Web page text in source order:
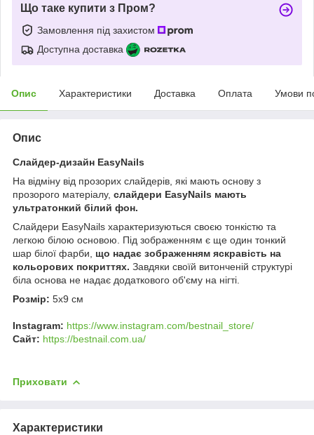
Що таке купити з Пром?
Замовлення під захистом
Доступна доставка
Опис Характеристики Доставка Оплата Умови
Опис
Слайдер-дизайн EasyNails
На відміну від прозорих слайдерів, які мають основу з
прозорого матеріалу, слайдери EasyNails мають
ультратонкий білий фон.
Слайдери EasyNails характеризуються своєю тонкістю та
легкою білою основою. Під зображенням є ще один тонкий
шар білої фарби, що надає зображенням яскравість на
кольорових покриттях. Завдяки своїй витонченій структурі
біла основа не надає додаткового об'єму на нігті.
Розмір: 5х9 см
Instagram: https://www.instagram.com/bestnail_store/
Сайт: https://bestnail.com.ua/
Приховати
Характеристики